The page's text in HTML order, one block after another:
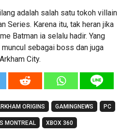
adalah salah satu tokoh villain
Series. Karena itu, tak heran jika
Batman ia selalu hadir. Yang
sebagai boss dan juga
City.
ORIGINS GAMINGNEWS PC
MONTREAL XBOX 360